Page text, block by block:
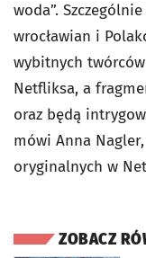
woda”.
wrocławian i
wybitnych
Netfliksa, a
oraz będą
mówi Anna
oryginalnych w
ZOBACZ